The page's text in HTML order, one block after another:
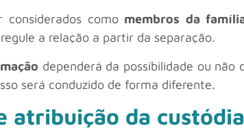
considerados como membros da
a relação a partir da separação.
dependerá da possibilidade ou
será conduzido de forma diferente.
atribuição da